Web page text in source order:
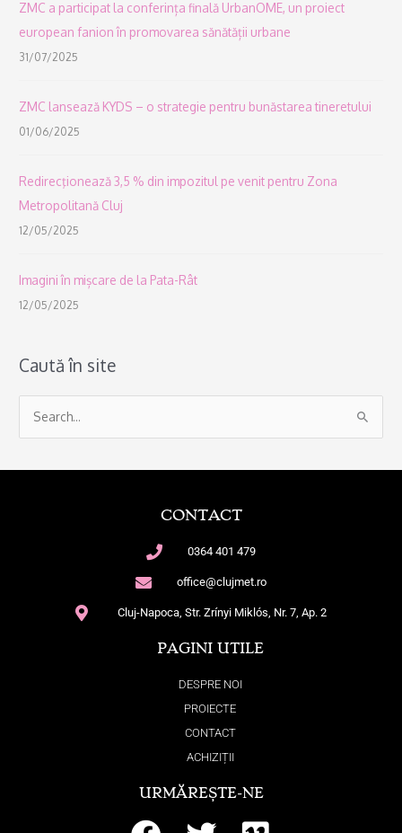
ZMC a participat la conferința finală UrbanOME, un proiect
european fanion în promovarea sănătății urbane
31/07/2025
ZMC lansează KYDS – o strategie pentru bunăstarea tineretului
01/06/2025
Redirecţionează 3,5 % din impozitul pe venit pentru Zona
Metropolitană Cluj
12/05/2025
Imagini în mișcare de la Pata-Rât
12/05/2025
Caută în site
a
CONTACT
0364 401 479
office@clujmet.ro
Cluj-Napoca, Str. Zrínyi Miklós, Nr. 7, Ap. 2
PAGINI UTILE
DESPRE NOI
PROIECTE
CONTACT
ACHIZIȚII
URMĂREȘTE-NE